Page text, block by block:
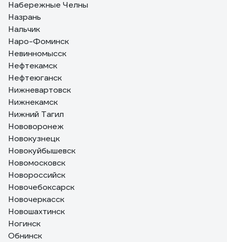
Набережные Челны
Назрань
Нальчик
Наро-Фоминск
Невинномысск
Нефтекамск
Нефтеюганск
Нижневартовск
Нижнекамск
Нижний Тагил
Нововоронеж
Новокузнецк
Новокуйбышевск
Новомосковск
Новороссийск
Новочебоксарск
Новочеркасск
Новошахтинск
Ногинск
Обнинск